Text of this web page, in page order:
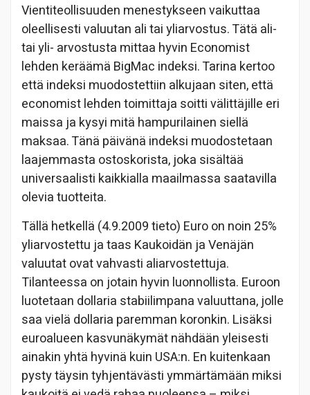
Vientiteollisuuden menestykseen vaikuttaa
oleellisesti valuutan ali tai yliarvostus. Tätä ali-
tai yli- arvostusta mittaa hyvin Economist
lehden keräämä BigMac indeksi. Tarina kertoo
että indeksi muodostettiin alkujaan siten, että
economist lehden toimittaja soitti välittäjille eri
maissa ja kysyi mitä hampurilainen siellä
maksaa. Tänä päivänä indeksi muodostetaan
laajemmasta ostoskorista, joka sisältää
universaalisti kaikkialla maailmassa saatavilla
olevia tuotteita.
Tällä hetkellä (4.9.2009 tieto) Euro on noin 25%
yliarvostettu ja taas Kaukoidän ja Venäjän
valuutat ovat vahvasti aliarvostettuja.
Tilanteessa on jotain hyvin luonnollista. Euroon
luotetaan dollaria stabiilimpana valuuttana, jolle
saa vielä dollaria paremman koronkin. Lisäksi
euroalueen kasvunäkymät nähdään yleisesti
ainakin yhtä hyvinä kuin USA:n. En kuitenkaan
pysty täysin tyhjentävästi ymmärtämään miksi